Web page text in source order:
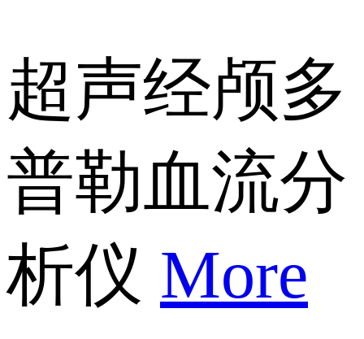
超声经颅多
普勒血流分
析仪 More